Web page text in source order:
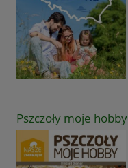
Pszczoły moje hobby